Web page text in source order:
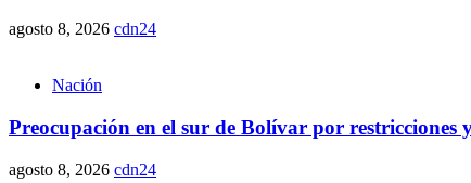
agosto 8, 2026 cdn24
Nación
Preocupación en el sur de Bolívar por
agosto 8, 2026 cdn24